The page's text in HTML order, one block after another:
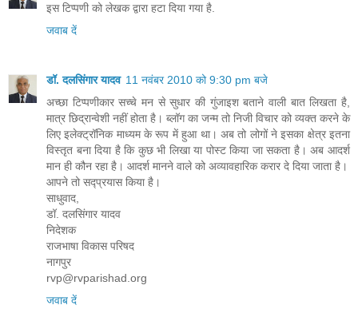
इस टिप्पणी को लेखक द्वारा हटा दिया गया है.
जवाब दें
डॉ. दलसिंगार यादव 11 नवंबर 2010 को 9:30 pm बजे
अच्छा टिप्पणीकार सच्चे मन से सुधार की गुंजाइश बताने वाली बात लिखता है,
मात्र छिद्रान्वेशी नहीं होता है। ब्लॉग का जन्म तो निजी विचार को व्यक्त करने के
लिए इलेक्ट्रॉनिक माध्यम के रूप में हुआ था। अब तो लोगों ने इसका क्षेत्र इतना
विस्तृत बना दिया है कि कुछ भी लिखा या पोस्ट किया जा सकता है। अब आदर्श
मान ही कौन रहा है। आदर्श मानने वाले को अव्यावहारिक करार दे दिया जाता है।
आपने तो सद्‍‌प्रयास किया है।
साधुवाद,
डॉ. दलसिंगार यादव
निदेशक
राजभाषा विकास परिषद
नागपुर
rvp@rvparishad.org
जवाब दें